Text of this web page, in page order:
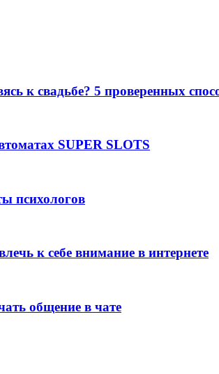
к свадьбе? 5 проверенных
SUPER SLOTS
психологов
к себе внимание в интернете
общение в чате